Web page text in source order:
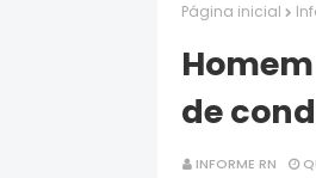
Página inicial
de
INFORME RN